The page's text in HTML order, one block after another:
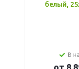
белый,
В
от 8